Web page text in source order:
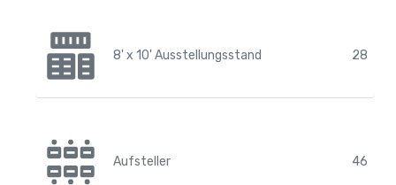
8' x 10' Ausstellungsstand 28
Aufsteller 46